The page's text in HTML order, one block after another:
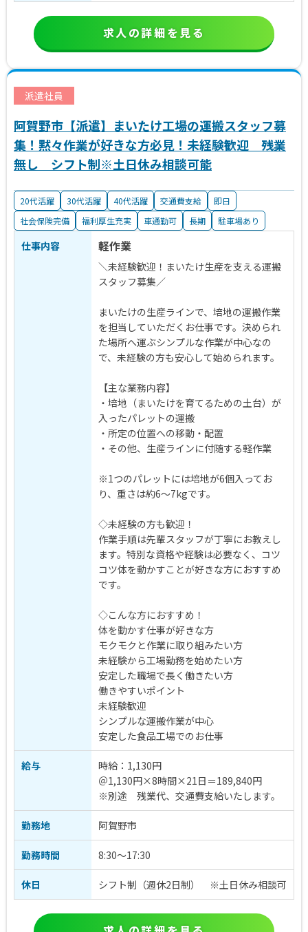
求人の詳細を見る
派遣社員
阿賀野市【派遣】まいたけ工場の運搬スタッフ募
集！黙々作業が好きな方必見！未経験歓迎 残業
無し シフト制※土日休み相談可能
20代活躍 30代活躍 40代活躍 交通費支給
即日
社会保険完備
福利厚生充実 車通勤可 長期 駐車場あり
仕事内容 軽作業
＼未経験歓迎！まいたけ生産を支える運搬
スタッフ募集／
まいたけの生産ラインで、培地の運搬作業
を担当していただくお仕事です。決められ
た場所へ運ぶシンプルな作業が中心なの
で、未経験の方も安心して始められます。
【主な業務内容】
・培地（まいたけを育てるための土台）が
入ったパレットの運搬
・所定の位置への移動・配置
・その他、生産ラインに付随する軽作業
※1つのパレットには培地が6個入ってお
り、重さは約6～7kgです。
◇未経験の方も歓迎！
作業手順は先輩スタッフが丁寧にお教えし
ます。特別な資格や経験は必要なく、コツ
コツ体を動かすことが好きな方におすすめ
です。
◇こんな方におすすめ！
体を動かす仕事が好きな方
モクモクと作業に取り組みたい方
未経験から工場勤務を始めたい方
安定した職場で長く働きたい方
働きやすいポイント
未経験歓迎
シンプルな運搬作業が中心
安定した食品工場でのお仕事
給与
時給：1,130円
＠1,130円×8時間×21日＝189,840円
※別途 残業代、交通費支給いたします。
勤務地 阿賀野市
勤務時間 8:30～17:30
休日 シフト制（週休2日制） ※土日休み相談可